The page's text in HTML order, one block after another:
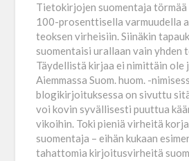
Tietokirjojen suomentaja törmää
100-prosenttisella varmuudella
teoksen virheisiin. Siinäkin
suomentaisi urallaan vain yhden
Täydellistä kirjaa ei nimittäin ole
Aiemmassa Suom. huom. -
blogikirjoituksessa on sivuttu
voi kovin syvällisesti puuttua
vikoihin. Toki pieniä virheitä
suomentaja – eihän kukaan
tahattomia kirjoitusvirheitä